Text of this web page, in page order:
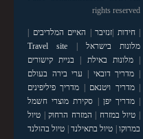
rights reserved
|חידות זנזיבר האיים המלדיבים
מלונות בישראל
Travel site
|מלונות באילת
בניית קישורים
מדריך דובאי
ערי בירה בעולם
|מדריך ויטנאם
מדריך פיליפינים
|מדריך יפן
סקירת מוצרי חשמל
טיול במזרח המזרח הרחוק| טיול
במרוקו| טיול בתאילנד| טיול בהולנד